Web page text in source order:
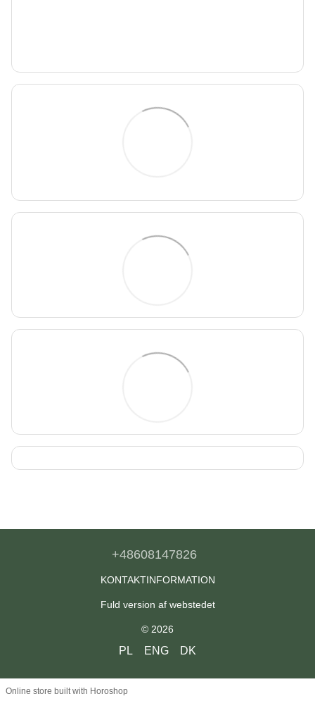
+48608147826
KONTAKTINFORMATION
Fuld version af webstedet
© 2026
PL ENG DK
Online store built with Horoshop